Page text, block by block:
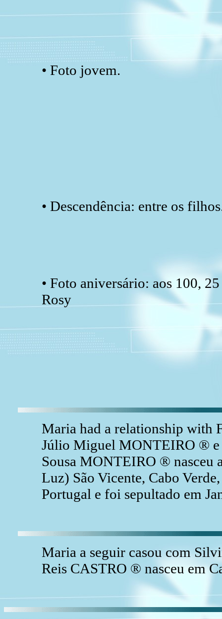
• Foto jovem.
• Descendência: entre os
• Foto aniversário: aos 100,
Rosy
Maria had a relationship with
Júlio Miguel MONTEIRO ® e
Sousa MONTEIRO ® nasceu
Luz) São Vicente, Cabo
Portugal e foi sepultado em
Maria a seguir casou com
Reis CASTRO ® nasceu em